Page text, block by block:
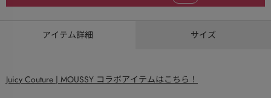
アイテム詳細 サイズ
Juicy Couture | MOUSSY コラボアイテムはこちら！